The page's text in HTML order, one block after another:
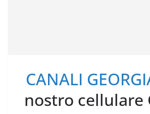
CANALI
nostro cellulare